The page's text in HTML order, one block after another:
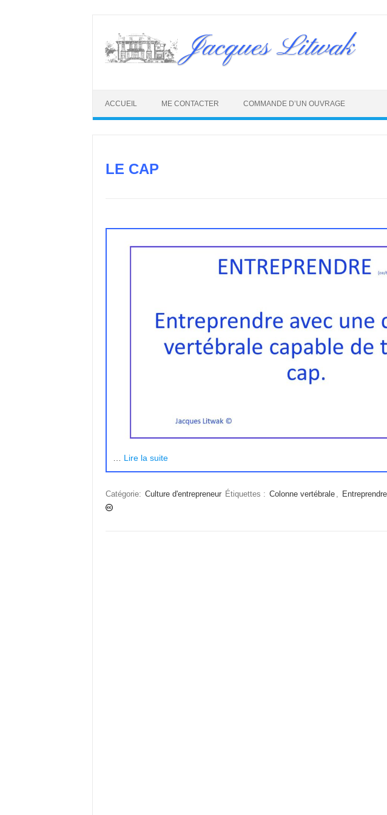
content
Jacques Litwak
ACCUEIL ME CONTACTER COMMANDE D’UN OUVRAGE
LE CAP
Lire la suite
Catégorie: Culture d'entrepreneur Étiquettes : Colonne vertébrale Entreprendre